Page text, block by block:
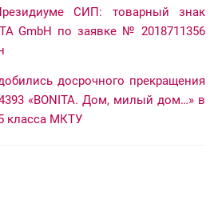
СИП: товарный знак
GmbH по заявке № 2018711356
досрочного прекращения
«BONITA. Дом, милый дом…» в
класса МКТУ